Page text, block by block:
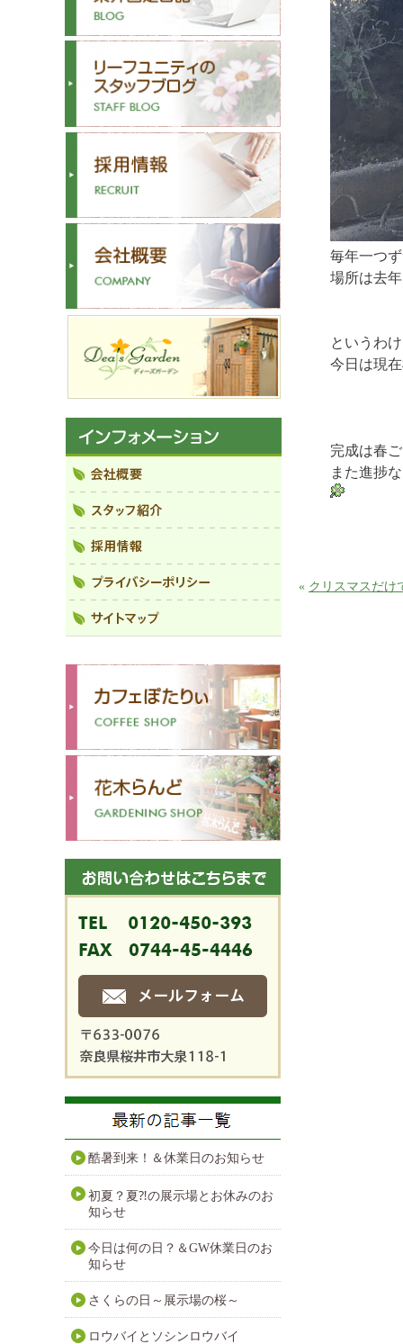
毎年一つ
場所は去
というわ
今日は現
完成は春
また進捗
« クリスマスだけ
酷暑到来！＆休業日のお知らせ
初夏？夏⁈の展示場とお休みのお
知らせ
今日は何の日？＆GW休業日のお
知らせ
さくらの日～展示場の桜～
ロウバイとソシンロウバイ